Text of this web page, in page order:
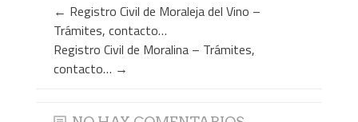
← Registro Civil de Moraleja del Vino –
Trámites, contacto…
Registro Civil de Moralina – Trámites,
contacto… →